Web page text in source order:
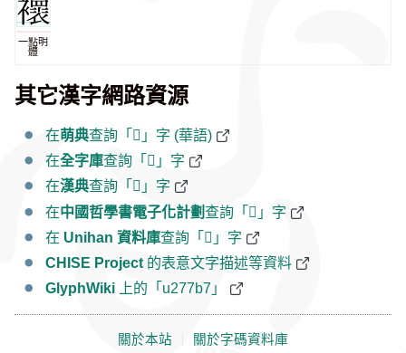
一點明
體
其它漢字網路資源
在萌典查詢「𧞷」字 (華語)
在全字庫查詢「𧞷」字
在漢典查詢「𧞷」字
在中國哲學書電子化計劃查詢「𧞷」字
在 Unihan 資料庫查詢「𧞷」字
CHISE Project 的表意文字描述等資料
GlyphWiki 上的「u277b7」
關於本站 關於字碼資料庫